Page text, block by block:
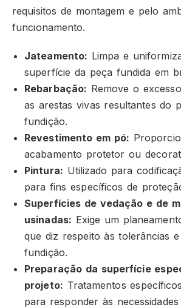
requisitos de montagem e pelo
funcionamento.
Jateamento: Limpa e
superfície da peça fundida em
Rebarbação: Remove o
as arestas vivas resultantes do
fundição.
Revestimento em pó:
acabamento protetor ou
Pintura: Utilizado para
para fins específicos de
Superfícies de vedação e de
usinadas: Exige um
que diz respeito às tolerâncias
fundição.
Preparação da superfície
projeto: Tratamentos
para responder às